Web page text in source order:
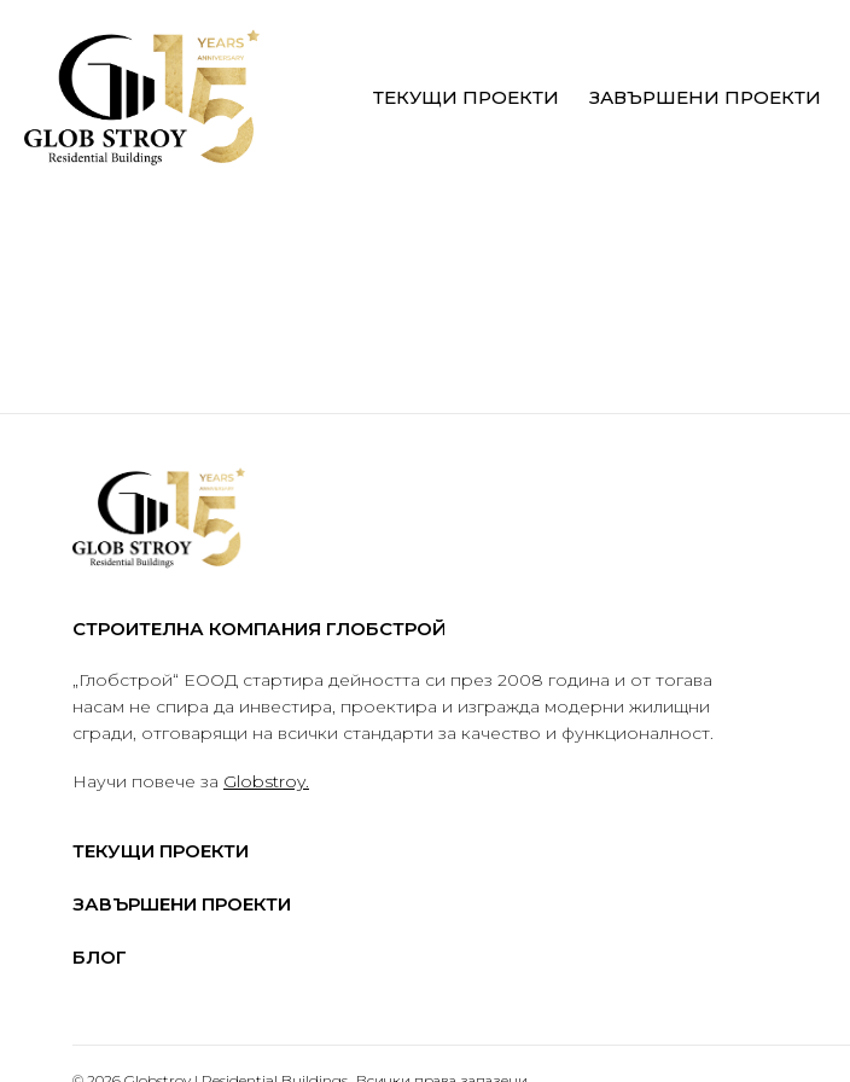
ТЕКУЩИ ПРОЕКТИ ЗАВЪРШЕНИ ПРОЕКТИ
СТРОИТЕЛНА КОМПАНИЯ ГЛОБСТРОЙ
„Глобстрой“ ЕООД стартира дейността си през 2008 година и от тогава
насам не спира да инвестира, проектира и изгражда модерни жилищни
сгради, отговарящи на всички стандарти за качество и функционалност.
Научи повече за Globstroy.
ТЕКУЩИ ПРОЕКТИ
ЗАВЪРШЕНИ ПРОЕКТИ
БЛОГ